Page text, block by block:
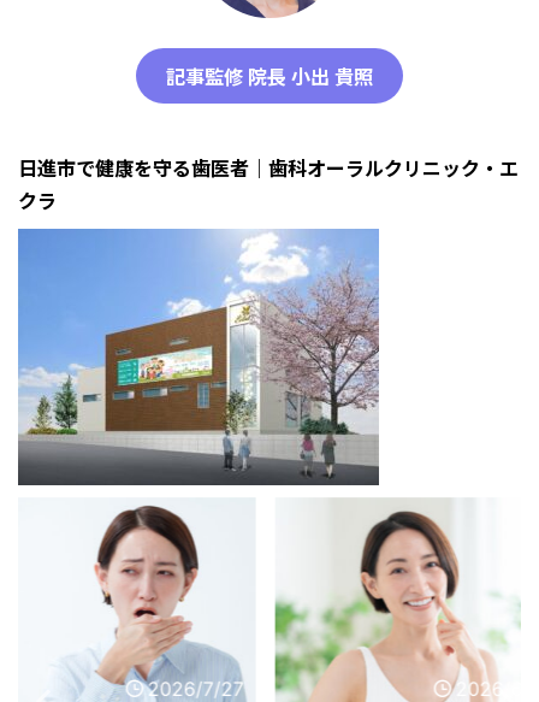
記事監修 院長 小出 貴照
日進市で健康を守る歯医者｜歯科オーラルクリニック・エ
クラ
7/27 2026/6/28